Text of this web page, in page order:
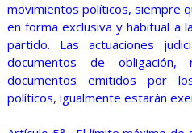
movimientos políticos, siempre
en forma exclusiva y habitual a
partido. Las actuaciones
documentos de
documentos emitidos por
políticos, igualmente estarán